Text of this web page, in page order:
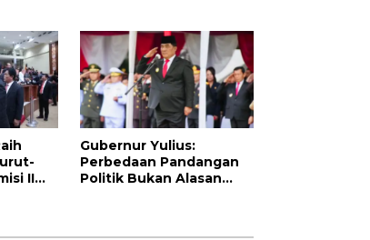
II
Gubernur Yulius:
Perbedaan Pandangan
Politik Bukan Alasan